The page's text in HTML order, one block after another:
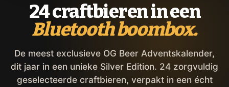
24 craftbieren in een
Bluetooth boombox.
De meest exclusieve OG Beer Adventskalender,
dit jaar in een unieke Silver Edition. 24 zorgvuldig
geselecteerde craftbieren, verpakt in een écht